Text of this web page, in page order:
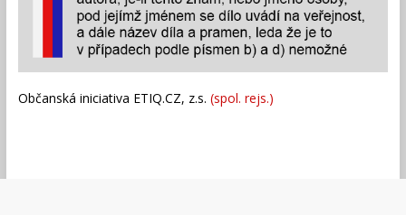
Občanská iniciativa ETIQ.CZ, z.s. (spol. rejs.)